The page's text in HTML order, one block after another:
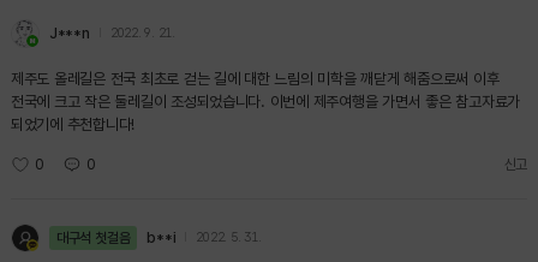
J***n 2022. 9. 21.
제주도 올레길은 전국 최초로 걷는 길에 대한 느림의 미학을 깨닫게 해줌으로써 이후
전국에 크고 작은 둘레길이 조성되었습니다. 이번에 제주여행을 가면서 좋은 참고자료가
되었기에 추천합니다!
0 0 신고
대구석 첫걸음 b**i 2022. 5. 31.